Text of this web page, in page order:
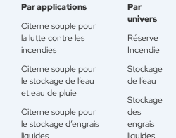
Par applications
Citerne souple pour
la lutte contre les
incendies
Citerne souple pour
le stockage de l’eau
et eau de pluie
Citerne souple pour
le stockage d’engrais
Par
univers
Réserve
Incendie
Stockage
de l’eau
Stockage
des
engrais